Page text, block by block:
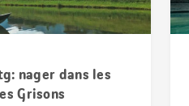
nager dans les
Grisons